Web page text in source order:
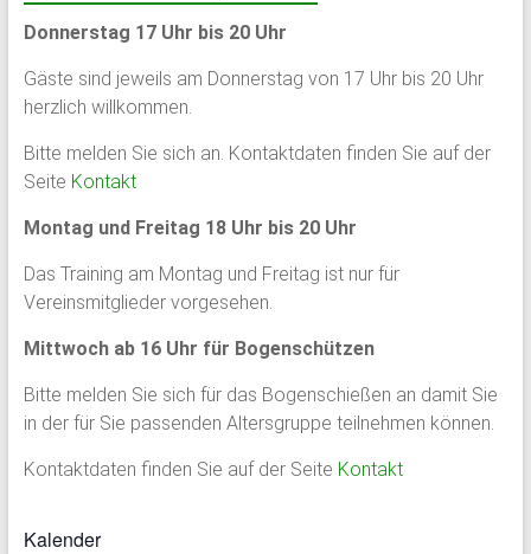
Donnerstag 17 Uhr bis 20 Uhr
Gäste sind jeweils am Donnerstag von 17 Uhr bis 20 Uhr
herzlich willkommen.
Bitte melden Sie sich an. Kontaktdaten finden Sie auf der
Seite Kontakt
Montag und Freitag 18 Uhr bis 20 Uhr
Das Training am Montag und Freitag ist nur für
Vereinsmitglieder vorgesehen.
Mittwoch ab 16 Uhr für Bogenschützen
Bitte melden Sie sich für das Bogenschießen an damit Sie
in der für Sie passenden Altersgruppe teilnehmen können.
Kontaktdaten finden Sie auf der Seite Kontakt
Kalender